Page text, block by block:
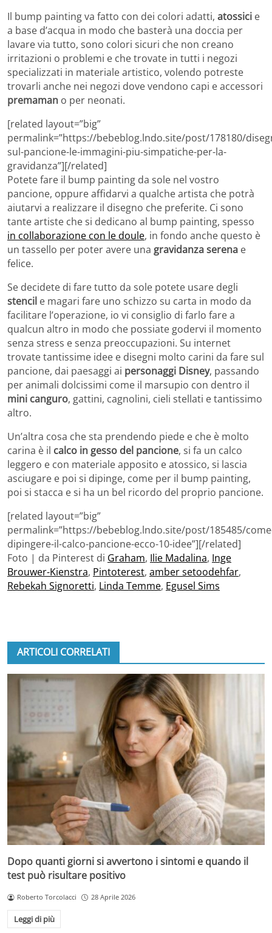
Il bump painting va fatto con dei colori adatti, atossici e
a base d’acqua in modo che basterà una doccia per
lavare via tutto, sono colori sicuri che non creano
irritazioni o problemi e che trovate in tutti i negozi
specializzati in materiale artistico, volendo potreste
trovarli anche nei negozi dove vendono capi e accessori
premaman o per neonati.
[related layout=”big”
permalink=”https://bebeblog.lndo.site/post/178180/
sul-pancione-le-immagini-piu-simpatiche-per-la-
gravidanza”][/related]
Potete fare il bump painting da sole nel vostro
pancione, oppure affidarvi a qualche artista che potrà
aiutarvi a realizzare il disegno che preferite. Ci sono
tante artiste che si dedicano al bump painting, spesso
in collaborazione con le doule, in fondo anche questo è
un tassello per poter avere una gravidanza serena e
felice.
Se decidete di fare tutto da sole potete usare degli
stencil e magari fare uno schizzo su carta in modo da
facilitare l’operazione, io vi consiglio di farlo fare a
qualcun altro in modo che possiate godervi il momento
senza stress e senza preoccupazioni. Su internet
trovate tantissime idee e disegni molto carini da fare sul
pancione, dai paesaggi ai personaggi Disney, passando
per animali dolcissimi come il marsupio con dentro il
mini canguro, gattini, cagnolini, cieli stellati e tantissimo
altro.
Un’altra cosa che sta prendendo piede e che è molto
carina è il calco in gesso del pancione, si fa un calco
leggero e con materiale apposito e atossico, si lascia
asciugare e poi si dipinge, come per il bump painting,
poi si stacca e si ha un bel ricordo del proprio pancione.
[related layout=”big”
permalink=”https://bebeblog.lndo.site/post/185485/
dipingere-il-calco-pancione-ecco-10-idee”][/related]
Foto | da Pinterest di Graham, Ilie Madalina, Inge
Brouwer-Kienstra, Pintoterest, amber setoodehfar,
Rebekah Signoretti, Linda Temme, Egusel Sims
ARTICOLI CORRELATI
Dopo quanti giorni si avvertono i sintomi e quando il
test può risultare positivo
Roberto Torcolacci 28 Aprile 2026
Leggi di più